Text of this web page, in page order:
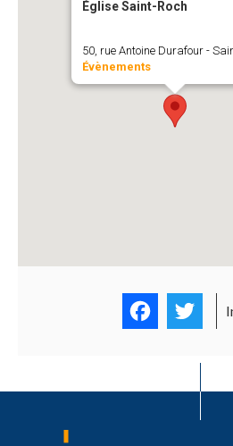
Église Saint-Roch
50, rue Antoine Durafour -
Évènements
Facebook